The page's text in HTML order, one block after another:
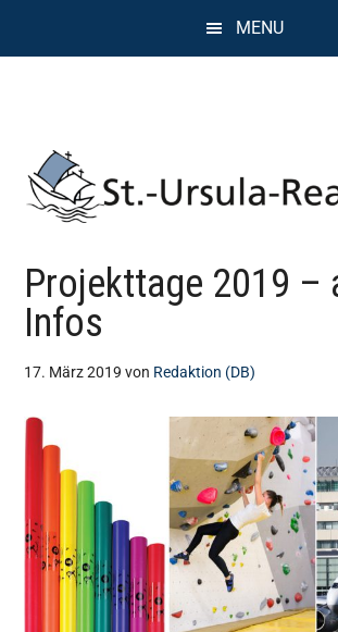
MENU
St.
Ursula
Realschule
Attendorn
Kompetenz,
Persönlichkeit,
Chancen
Projekttage 2019 –
Infos
17. März 2019 von Redaktion (DB)